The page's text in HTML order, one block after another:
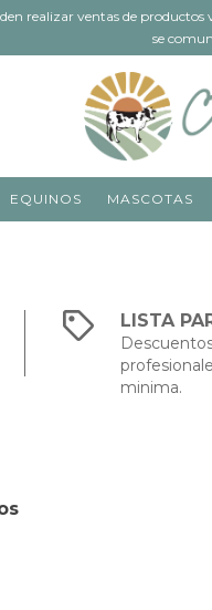
realizar ventas de
se
EQUINOS MASCOTAS
LISTA
minima.